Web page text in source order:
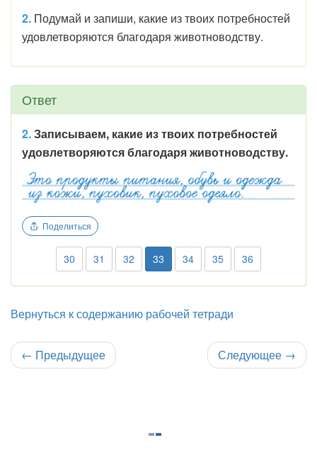
2. Подумай и запиши, какие из твоих потребностей
удовлетворяются благодаря животноводству.
Ответ
2.Записываем, какие из твоих потребностей
удовлетворяются благодаря животноводству.
Поделиться
30 31 32 33 34 35 36
Вернуться к содержанию рабочей тетради
← Предыдущее Следующее →